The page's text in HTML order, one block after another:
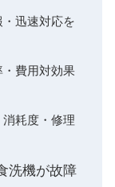
迅速対応を
費用対効果
耗度・修理
洗機が故障